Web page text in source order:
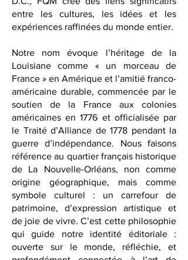
second pôle éditorial à Washington
D.C., FQM crée des liens significatifs
entre les cultures, les idées et les
Notre nom évoque l’héritage de la
Louisiane comme « un morceau de
France » en Amérique et l’amitié franco-
américaine durable, commencée par le
soutien de la France aux colonies
américaines en 1776 et officialisée par
le Traité d’Alliance de 1778 pendant la
guerre d’indépendance. Nous faisons
référence au quartier français historique
de La Nouvelle-Orléans, non comme
origine géographique, mais comme
symbole culturel : un carrefour de
patrimoine, d’expression artistique et
de joie de vivre. C’est cette philosophie
qui guide notre identité éditoriale :